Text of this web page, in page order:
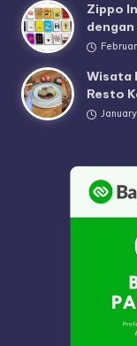
Zippo
Wisata
Resto